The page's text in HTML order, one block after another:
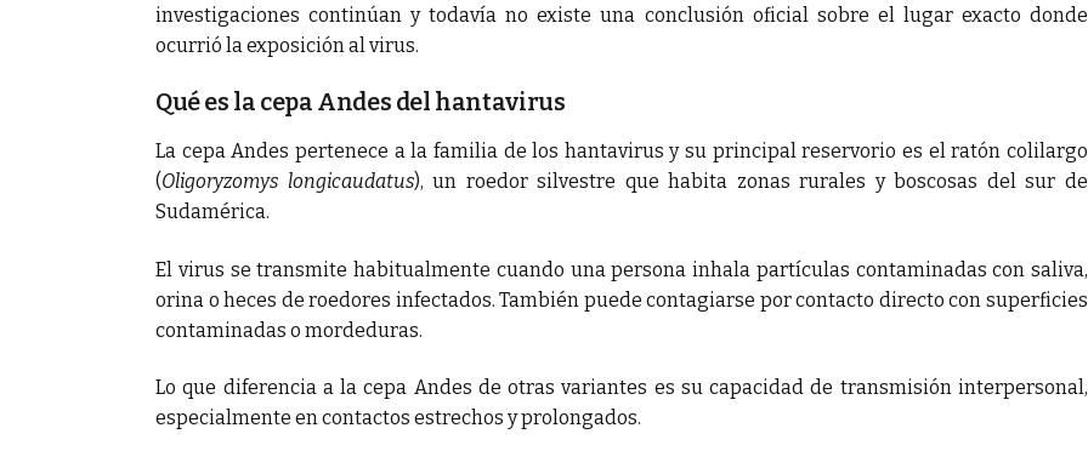
investigaciones continúan y todavía no existe una conclusión oficial sobre el lugar exacto donde
ocurrió la exposición al virus.
Qué es la cepa Andes del hantavirus
La cepa Andes pertenece a la familia de los hantavirus y su principal reservorio es el ratón colilargo
(Oligoryzomys longicaudatus), un roedor silvestre que habita zonas rurales y boscosas del sur de
Sudamérica.
El virus se transmite habitualmente cuando una persona inhala partículas contaminadas con saliva,
orina o heces de roedores infectados. También puede contagiarse por contacto directo con superficies
contaminadas o mordeduras.
Lo que diferencia a la cepa Andes de otras variantes es su capacidad de transmisión interpersonal,
especialmente en contactos estrechos y prolongados.